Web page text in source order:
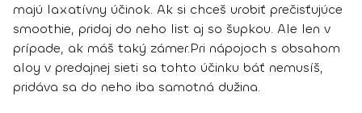
majú laxatívny účinok. Ak si chceš urobiť prečisťujúce
smoothie, pridaj do neho list aj so šupkou. Ale len v
prípade, ak máš taký zámer.Pri nápojoch s obsahom
aloy v predajnej sieti sa tohto účinku báť nemusíš,
pridáva sa do neho iba samotná dužina.